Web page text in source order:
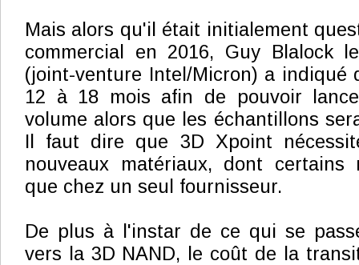
Mais alors qu'il était initialement
commercial en 2016, Guy Blalock
(joint-venture Intel/Micron) a indiqué
12 à 18 mois afin de pouvoir
volume alors que les échantillons
Il faut dire que 3D Xpoint
nouveaux matériaux, dont certains
que chez un seul fournisseur.
De plus à l'instar de ce qui se
vers la 3D NAND, le coût de la